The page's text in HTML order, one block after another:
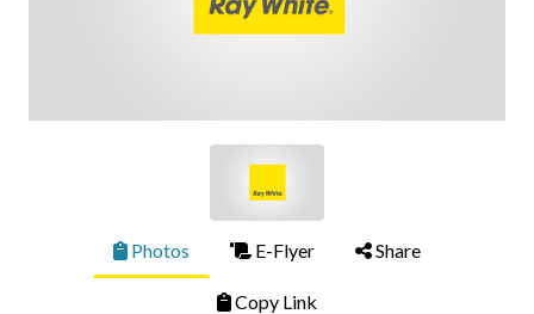
Photos E-Flyer Share
Copy Link